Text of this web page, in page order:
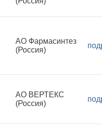
АО Фармасинтез
(Россия)
АО ВЕРТЕКС
(Россия)